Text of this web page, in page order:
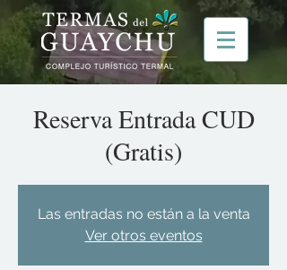
Reserva Entrada CUD
(Gratis)
Las entradas no están a la venta
Ver otros eventos